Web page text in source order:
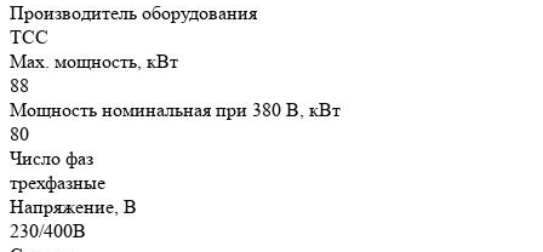
Производитель оборудования
ТСС
Max. мощность, кВт
88
Мощность номинальная при 380 В, кВт
80
Число фаз
трехфазные
Напряжение, В
230/400В